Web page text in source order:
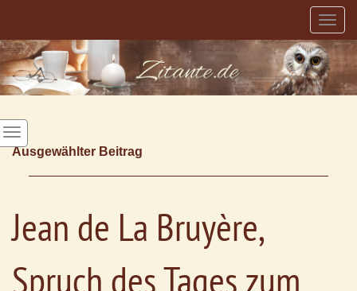
Ausgewählter Beitrag
Jean de La Bruyère,
Spruch des Tages zum